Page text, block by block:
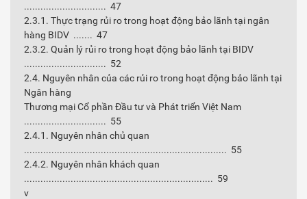
.............................. 47
2.3.1. Thực trạng rủi ro trong hoạt động bảo lãnh tại ngân
hàng BIDV ....... 47
2.3.2. Quản lý rủi ro trong hoạt động bảo lãnh tại BIDV
.............................. 52
2.4. Nguyên nhân của các rủi ro trong hoạt động bảo lãnh tại
Ngân hàng
Thương mại Cổ phần Đầu tư và Phát triển Việt Nam
.............................. 55
2.4.1. Nguyên nhân chủ quan
.......................................................................... 55
2.4.2. Nguyên nhân khách quan
..................................................................... 59
v